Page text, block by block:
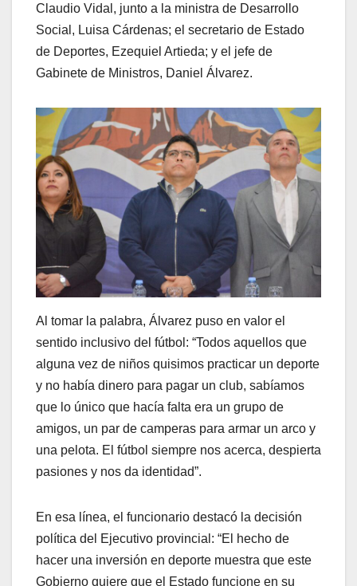
Claudio Vidal, junto a la ministra de Desarrollo
Social, Luisa Cárdenas; el secretario de Estado
de Deportes, Ezequiel Artieda; y el jefe de
Gabinete de Ministros, Daniel Álvarez.
Al tomar la palabra, Álvarez puso en valor el
sentido inclusivo del fútbol: “Todos aquellos que
alguna vez de niños quisimos practicar un deporte
y no había dinero para pagar un club, sabíamos
que lo único que hacía falta era un grupo de
amigos, un par de camperas para armar un arco y
una pelota. El fútbol siempre nos acerca, despierta
pasiones y nos da identidad”.
En esa línea, el funcionario destacó la decisión
política del Ejecutivo provincial: “El hecho de
hacer una inversión en deporte muestra que este
Gobierno quiere que el Estado funcione en su